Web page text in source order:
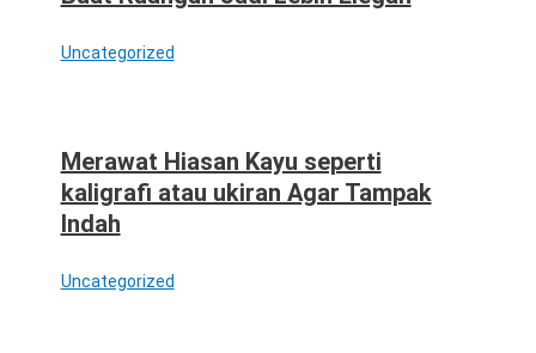
Uncategorized
Merawat Hiasan Kayu seperti
kaligrafi atau ukiran Agar Tampak
Indah
Uncategorized